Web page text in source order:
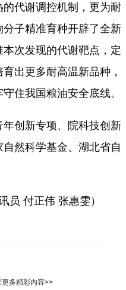
代谢调控机制，更为耐
子精准育种开辟了全新
次发现的代谢靶点，定
出更多耐高温新品种，
住我国粮油安全底线。
创新专项、院科技创新
然科学基金、湖北省自
员 付正伟 张惠雯）
更多精彩内容>>